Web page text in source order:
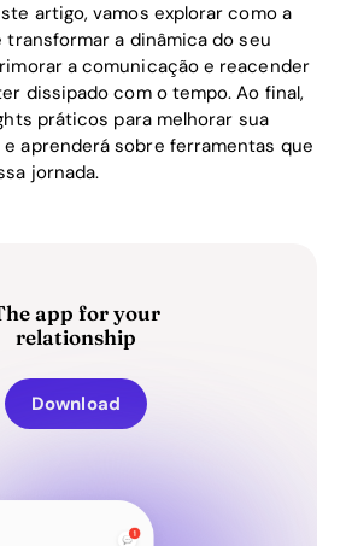
artigo, vamos explorar como a
transformar a dinâmica do seu
a comunicação e reacender
dissipado com o tempo. Ao final,
práticos para melhorar sua
aprenderá sobre ferramentas que
jornada.
app for your
relationship
Download